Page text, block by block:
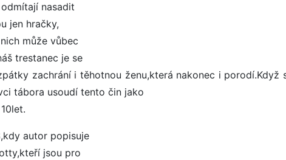
nasadit
jen hračky,
může vůbec
trestanec je se
zachrání i těhotnou ženu,která nakonec i porodí.Když
tábora usoudí tento čin jako
autor popisuje
jsou pro